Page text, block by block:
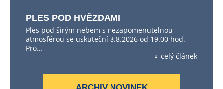
PLES POD HVĚZDAMI
Ples pod širým nebem s nezapomenutelnou
atmosférou se uskuteční 8.8.2026 od 19.00 hod.
Pro…
celý článek